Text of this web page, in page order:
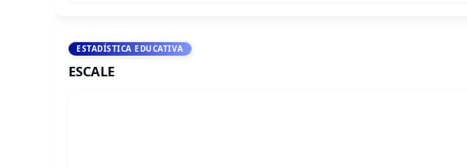
ESTADÍSTICA EDUCATIVA
ESCALE